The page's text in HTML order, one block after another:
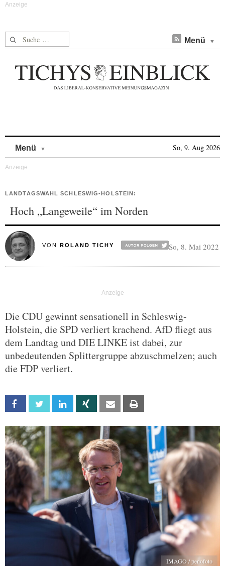
Suche nach: Menü
Menü So, 9. Aug 2026
LANDTAGSWAHL SCHLESWIG-HOLSTEIN:
Hoch „Langeweile“ im Norden
VON ROLAND TICHY So, 8. Mai 2022
Die CDU gewinnt sensationell in Schleswig-
Holstein, die SPD verliert krachend. AfD fliegt aus
dem Landtag und DIE LINKE ist dabei, zur
unbedeutenden Splittergruppe abzuschmelzen; auch
die FDP verliert.
Facebook Twitter Linkedin Xing Email
IMAGO / penofoto